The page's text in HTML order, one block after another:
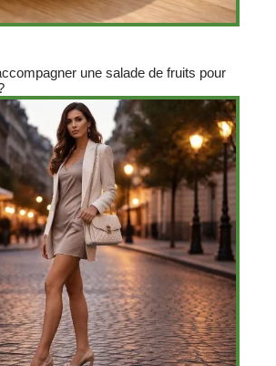
une salade de fruits pour